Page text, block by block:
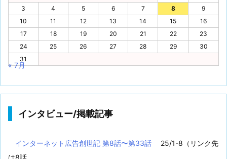
3
4 5 6 7 8
9
10
11 12 13 14 15
16
17
18 19 20 21 22
23
24
25 26 27 28 29
30
31
« 7月
インタビュー/掲載記事
インターネット広告創世記 第8話〜第33話
25/1-8（リンク先
は8話